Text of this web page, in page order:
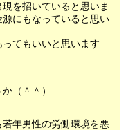
を招いていると思いま
にもなっていると思い
てもいいと思います
（＾＾）
年男性の労働環境を悪